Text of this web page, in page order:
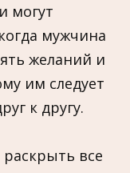
могут
мужчина
желаний и
им следует
к другу.
все